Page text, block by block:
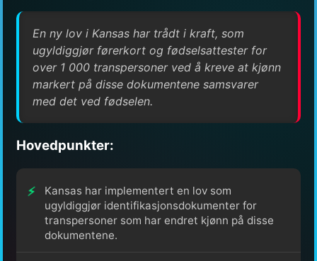
En ny lov i Kansas har trådt i kraft, som
ugyldiggjør førerkort og fødselsattester for
over 1 000 transpersoner ved å kreve at kjønn
markert på disse dokumentene samsvarer
med det ved fødselen.
Hovedpunkter:
Kansas har implementert en lov som
ugyldiggjør identifikasjonsdokumenter for
transpersoner som har endret kjønn på disse
dokumentene.